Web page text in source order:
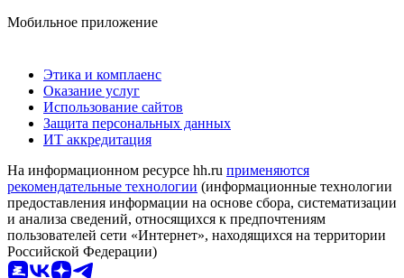
Мобильное приложение
Этика и комплаенс
Оказание услуг
Использование сайтов
Защита персональных данных
ИТ аккредитация
На информационном ресурсе hh.ru применяются
рекомендательные технологии (информационные технологии
предоставления информации на основе сбора, систематизации
и анализа сведений, относящихся к предпочтениям
пользователей сети «Интернет», находящихся на территории
Российской Федерации)